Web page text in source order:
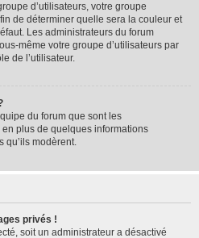
d’utilisateurs, votre groupe
de déterminer quelle sera la couleur et
Les administrateurs du forum
même votre groupe d’utilisateurs par
de l’utilisateur.
du forum que sont les
plus de quelques informations
qu’ils modèrent.
privés !
soit un administrateur a désactivé